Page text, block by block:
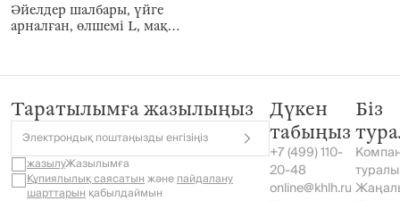
Әйелдер шалбары, үйге
арналған, өлшемі L, мақта
Таратылымға жазылыңыз
Электрондық поштаңызды енгізіңіз
жазылуЖазылымға
Құпиялылық саясатынжәнепайдалану
шарттарынқабылдаймын
Дүкен
табыңыз
+7 (499) 110-
20-48
online@khlh.ru
Біз
туралы